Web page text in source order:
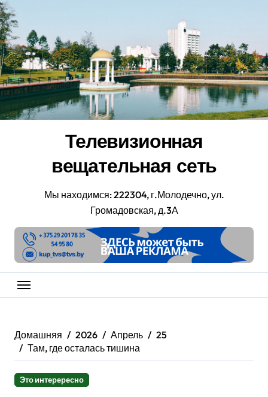
Перейти
к
содержанию
Телевизионная
вещательная сеть
Мы находимся: 222304, г.Молодечно, ул.
Громадовская, д.3А
Домашняя 2026 Апрель
25
Там, где осталась тишина
Это интерересно